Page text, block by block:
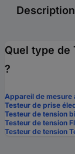
Description
Quel type de
?
Appareil de mesure
Testeur de prise
Testeur de tension
Testeur de tension
Testeur de tension